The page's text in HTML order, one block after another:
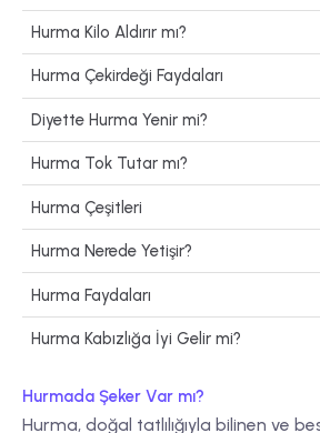
Hurma Kilo Aldırır mı?
Hurma Çekirdeği Faydaları
Diyette Hurma Yenir mi?
Hurma Tok Tutar mı?
Hurma Çeşitleri
Hurma Nerede Yetişir?
Hurma Faydaları
Hurma Kabızlığa İyi Gelir mi?
Hurmada Şeker Var mı?
Hurma, doğal tatlılığıyla bilinen ve